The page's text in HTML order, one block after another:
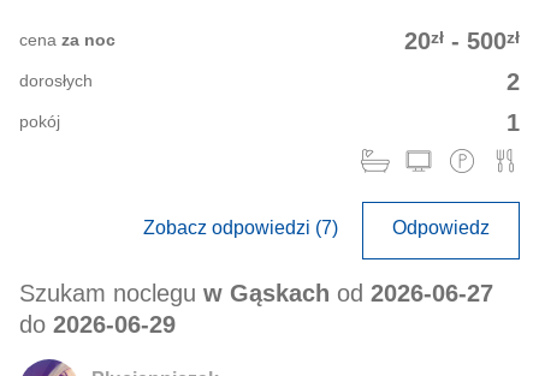
20zł - 500zł
cena za noc
2
dorosłych
1
pokój
Zobacz odpowiedzi (7) Odpowiedz
Szukam noclegu w Gąskach od 2026-06-27
do 2026-06-29